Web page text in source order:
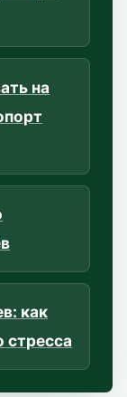
на
как
стресса